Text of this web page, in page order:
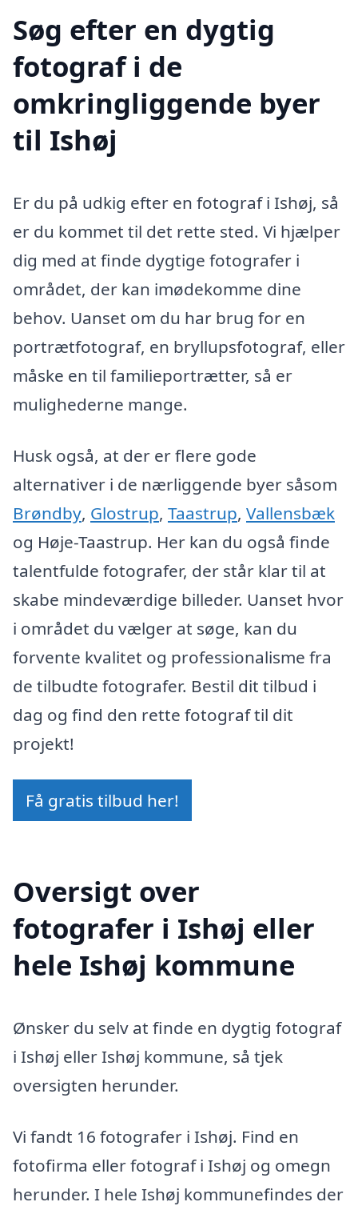
Søg efter en dygtig
fotograf i de
omkringliggende byer
til Ishøj
Er du på udkig efter en fotograf i Ishøj, så
er du kommet til det rette sted. Vi hjælper
dig med at finde dygtige fotografer i
området, der kan imødekomme dine
behov. Uanset om du har brug for en
portrætfotograf, en bryllupsfotograf, eller
måske en til familieportrætter, så er
mulighederne mange.
Husk også, at der er flere gode
alternativer i de nærliggende byer såsom
Brøndby, Glostrup, Taastrup, Vallensbæk
og Høje-Taastrup. Her kan du også finde
talentfulde fotografer, der står klar til at
skabe mindeværdige billeder. Uanset hvor
i området du vælger at søge, kan du
forvente kvalitet og professionalisme fra
de tilbudte fotografer. Bestil dit tilbud i
dag og find den rette fotograf til dit
projekt!
Få gratis tilbud her!
Oversigt over
fotografer i Ishøj eller
hele Ishøj kommune
Ønsker du selv at finde en dygtig fotograf
i Ishøj eller Ishøj kommune, så tjek
oversigten herunder.
Vi fandt 16 fotografer i Ishøj. Find en
fotofirma eller fotograf i Ishøj og omegn
herunder. I hele Ishøj kommunefindes der